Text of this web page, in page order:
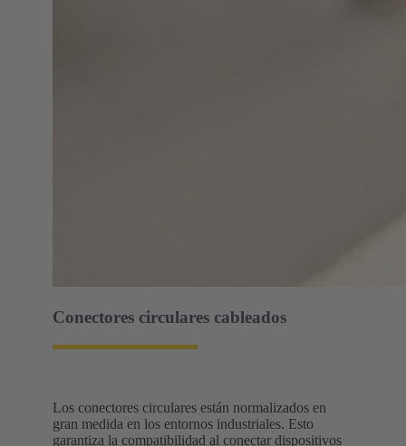
Conectores circulares cableados
Los conectores circulares están normalizados en
gran medida en los entornos industriales. Esto
garantiza la compatibilidad al conectar dispositivos